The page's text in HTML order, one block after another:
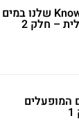
מהות ה-Know-How שלנו במים
– חלק 2
המופעלים